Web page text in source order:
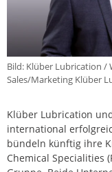
Bild: Klüber Lubrication /
Sales/Marketing Klüber
Klüber Lubrication
international
bündeln künftig ihre
Chemical Specialities